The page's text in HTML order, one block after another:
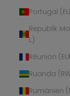
Portugal
Republik
L)
Réunion
Ruanda
Rumänien